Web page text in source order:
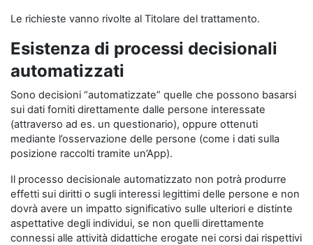
Le richieste vanno rivolte al Titolare del trattamento.
Esistenza di processi decisionali
automatizzati
Sono decisioni “automatizzate” quelle che possono basarsi
sui dati forniti direttamente dalle persone interessate
(attraverso ad es. un questionario), oppure ottenuti
mediante l’osservazione delle persone (come i dati sulla
posizione raccolti tramite un’App).
Il processo decisionale automatizzato non potrà produrre
effetti sui diritti o sugli interessi legittimi delle persone e non
dovrà avere un impatto significativo sulle ulteriori e distinte
aspettative degli individui, se non quelli direttamente
connessi alle attività didattiche erogate nei corsi dai rispettivi